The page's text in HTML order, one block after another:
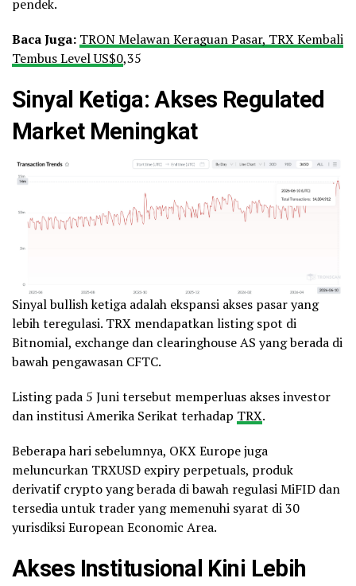
pendek.
Baca Juga: TRON Melawan Keraguan Pasar, TRX Kembali
Tembus Level US$0,35
Sinyal Ketiga: Akses Regulated
Market Meningkat
Sinyal bullish ketiga adalah ekspansi akses pasar yang
lebih teregulasi. TRX mendapatkan listing spot di
Bitnomial, exchange dan clearinghouse AS yang berada di
bawah pengawasan CFTC.
Listing pada 5 Juni tersebut memperluas akses investor
dan institusi Amerika Serikat terhadap TRX.
Beberapa hari sebelumnya, OKX Europe juga
meluncurkan TRXUSD expiry perpetuals, produk
derivatif crypto yang berada di bawah regulasi MiFID dan
tersedia untuk trader yang memenuhi syarat di 30
yurisdiksi European Economic Area.
Akses Institusional Kini Lebih